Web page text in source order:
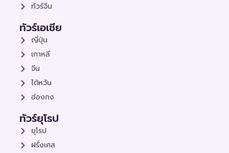
ทัวร์จีน
ทัวร์เอเชีย
ญี่ปุ่น
เกาหลี
จีน
ไต้หวัน
ฮ่องกง
ทัวร์ยุโรป
ยุโรป
ฝรั่งเศส